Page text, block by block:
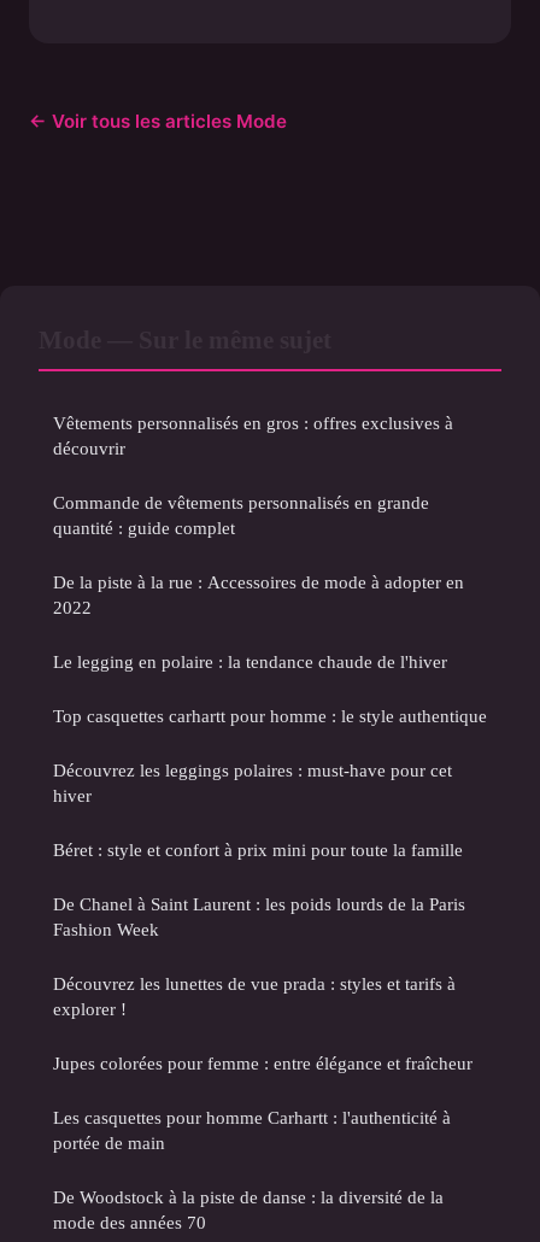
← Voir tous les articles Mode
Vêtements personnalisés en gros : offres exclusives à
découvrir
Commande de vêtements personnalisés en grande
quantité : guide complet
De la piste à la rue : Accessoires de mode à adopter en
2022
Le legging en polaire : la tendance chaude de l'hiver
Top casquettes carhartt pour homme : le style authentique
Découvrez les leggings polaires : must-have pour cet
hiver
Béret : style et confort à prix mini pour toute la famille
De Chanel à Saint Laurent : les poids lourds de la Paris
Fashion Week
Découvrez les lunettes de vue prada : styles et tarifs à
explorer !
Jupes colorées pour femme : entre élégance et fraîcheur
Les casquettes pour homme Carhartt : l'authenticité à
portée de main
De Woodstock à la piste de danse : la diversité de la
mode des années 70